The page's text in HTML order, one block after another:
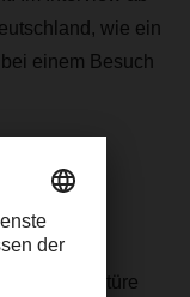
wie ein
einem Besuch
bei der Lektüre